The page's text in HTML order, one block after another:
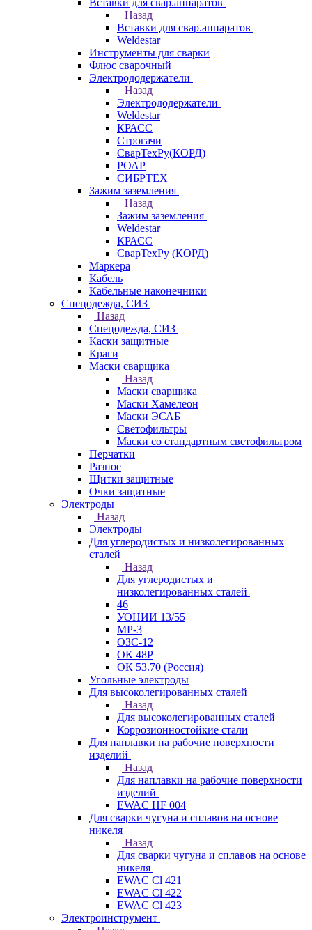
Вставки для свар.аппаратов
Назад
Вставки для свар.аппаратов
Weldestar
Инструменты для сварки
Флюс сварочный
Электрододержатели
Назад
Электрододержатели
Weldestar
КРАСС
Строгачи
СварТехРу(КОРД)
РОАР
СИБРТЕХ
Зажим заземления
Назад
Зажим заземления
Weldestar
КРАСС
СварТехРу (КОРД)
Маркера
Кабель
Кабельные наконечники
Спецодежда, СИЗ
Назад
Спецодежда, СИЗ
Каски защитные
Краги
Маски сварщика
Назад
Маски сварщика
Маски Хамелеон
Маски ЭСАБ
Светофильтры
Маски со стандартным светофильтром
Перчатки
Разное
Щитки защитные
Очки защитные
Электроды
Назад
Электроды
Для углеродистых и низколегированных
сталей
Назад
Для углеродистых и
низколегированных сталей
46
УОНИИ 13/55
МР-3
ОЗС-12
ОК 48Р
ОК 53.70 (Россия)
Угольные электроды
Для высоколегированных сталей
Назад
Для высоколегированных сталей
Коррозионностойкие стали
Для наплавки на рабочие поверхности
изделий
Назад
Для наплавки на рабочие поверхности
изделий
EWAC HF 004
Для сварки чугуна и сплавов на основе
никеля
Назад
Для сварки чугуна и сплавов на основе
никеля
EWAC Cl 421
EWAC Cl 422
EWAC Cl 423
Электроинструмент